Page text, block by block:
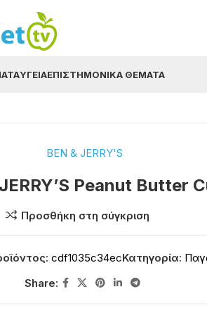
ΥΓΕΊΑΕΠΙΣΤΗΜΟΝΙΚΆ ΘΈΜΑΤΑ
BEN & JERRY'S
Peanut Butter
Προσθήκη στη σύγκριση
cdf1035c34ecΚατηγορία:
Share: